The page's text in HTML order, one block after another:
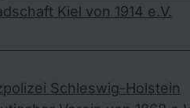
Kiel von 1914 e.V.
Schleswig-Holstein